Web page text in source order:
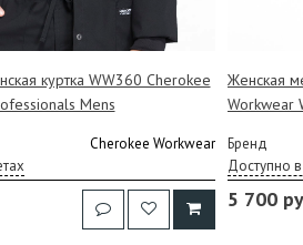
куртка WW360 Cherokee
Mens
Cherokee Workwear
Женская
Workwear
Бренд
Доступно
5 700